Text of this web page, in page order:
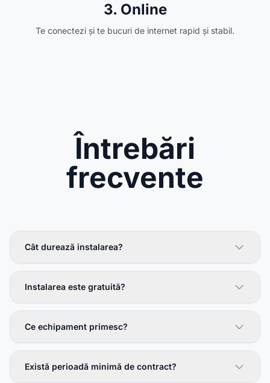
3. Online
Te conectezi și te bucuri de internet rapid și stabil.
Întrebări
frecvente
Cât durează instalarea?
Instalarea este gratuită?
Ce echipament primesc?
Există perioadă minimă de contract?